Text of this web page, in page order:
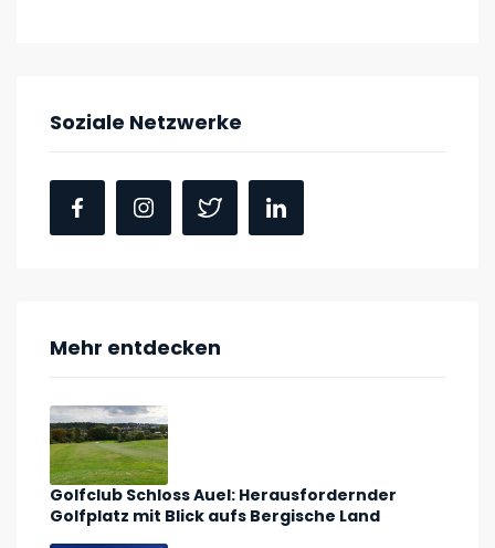
Soziale Netzwerke
Mehr entdecken
Golfclub Schloss Auel: Herausfordernder
Golfplatz mit Blick aufs Bergische Land